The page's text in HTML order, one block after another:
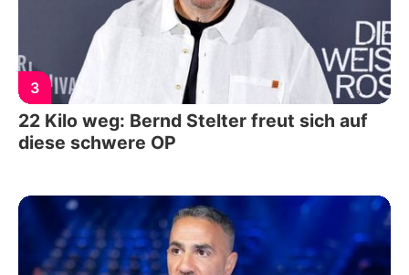
3
22 Kilo weg: Bernd Stelter freut sich auf
diese schwere OP